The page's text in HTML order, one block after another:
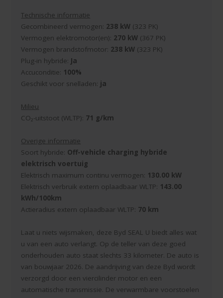
Technische informatie
Gecombineerd vermogen: 238 kW (323 PK)
Vermogen elektromotor(en): 270 kW (367 PK)
Vermogen brandstofmotor: 238 kW (323 PK)
Plug-in hybride: Ja
Accuconditie: 100%
Geschikt voor snelladen: ja
Milieu
CO₂-uitstoot (WLTP): 71 g/km
Overige informatie
Soort hybride: Off-vehicle charging hybride
elektrisch voertuig
Elektrisch maximum continu vermogen: 130.00 kW
Elektrisch verbruik extern oplaadbaar WLTP: 143.00
kWh/100km
Actieradius extern oplaadbaar WLTP: 70 km
Laat u niets wijsmaken, deze Byd SEAL U biedt alles wat
u van een auto verlangt. Op de teller van deze goed
onderhouden auto staat slechts 33 kilometer. De auto is
van bouwjaar 2026. De aandrijving van deze Byd wordt
verzorgd door een viercilinder motor en een
automatische transmissie. De verwarmbare voorstoelen